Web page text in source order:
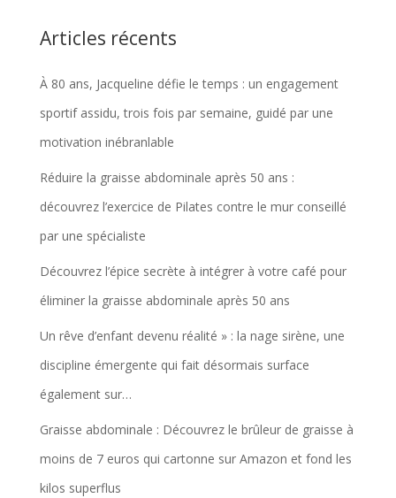
Articles récents
À 80 ans, Jacqueline défie le temps : un engagement
sportif assidu, trois fois par semaine, guidé par une
motivation inébranlable
Réduire la graisse abdominale après 50 ans :
découvrez l’exercice de Pilates contre le mur conseillé
par une spécialiste
Découvrez l’épice secrète à intégrer à votre café pour
éliminer la graisse abdominale après 50 ans
Un rêve d’enfant devenu réalité » : la nage sirène, une
discipline émergente qui fait désormais surface
également sur…
Graisse abdominale : Découvrez le brûleur de graisse à
moins de 7 euros qui cartonne sur Amazon et fond les
kilos superflus